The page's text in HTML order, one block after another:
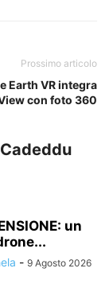
Prossimo articolo
Earth VR integra
con foto 360
un
- 9 Agosto 2026